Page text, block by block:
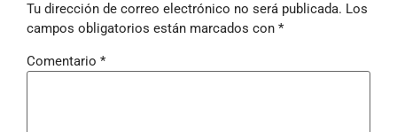
Tu dirección de correo electrónico no será publicada. Los
campos obligatorios están marcados con *
Comentario *